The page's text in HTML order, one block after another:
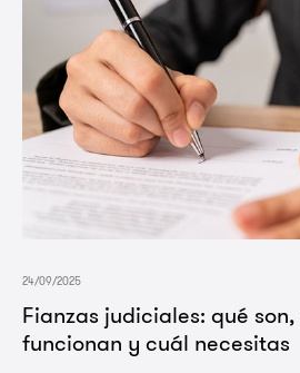
Fianzas judiciales: qué
funcionan y cuál necesitas
24/09/2025